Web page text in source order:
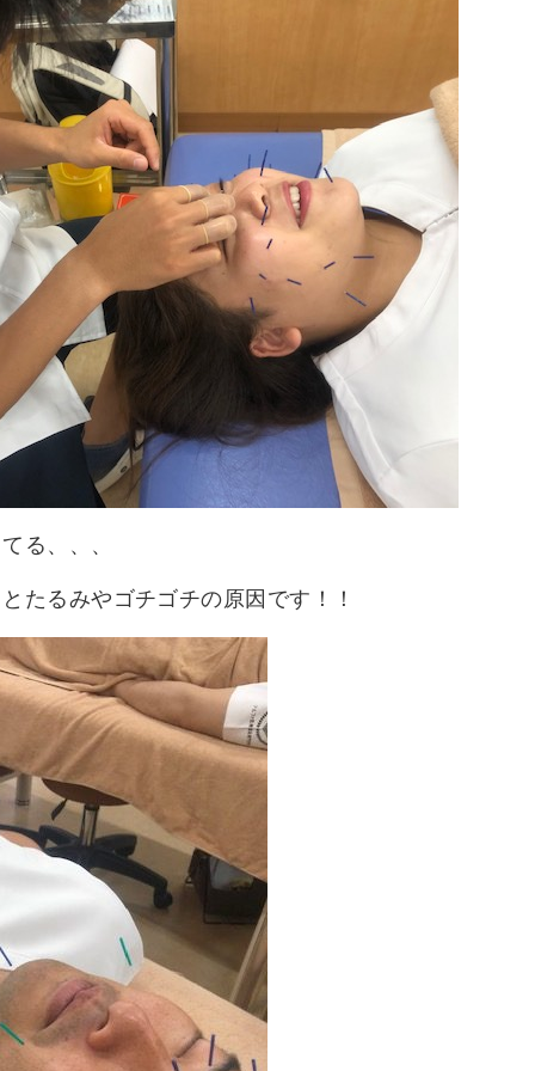
る、、、
たるみやゴチゴチの原因です！！